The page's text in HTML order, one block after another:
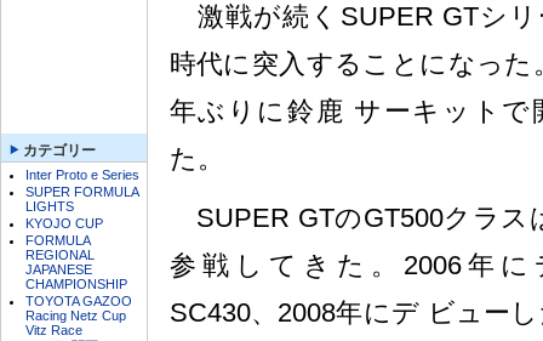
カテゴリー
Inter Proto e Series
SUPER FORMULA
LIGHTS
KYOJO CUP
FORMULA
REGIONAL
JAPANESE
CHAMPIONSHIP
TOYOTA GAZOO
Racing Netz Cup
Vitz Race
激戦が続くSUPER GTシ
時代に突入することになっ
年ぶりに鈴鹿 サーキット
た。
SUPER GTのGT500クラス
参戦してきた。2006年に
SC430、2008年にデ ビュー